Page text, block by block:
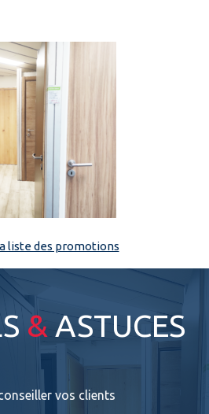
liste des promotions
& ASTUCES
vos clients